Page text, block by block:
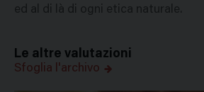
ed al di là di ogni etica naturale.
Le altre valutazioni
Sfoglia l'archivo